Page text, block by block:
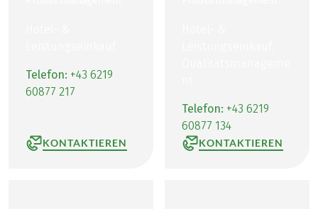
Telefon: +43 6219
60877 217
KONTAKTIEREN
Telefon: +43 6219
60877 134
KONTAKTIEREN